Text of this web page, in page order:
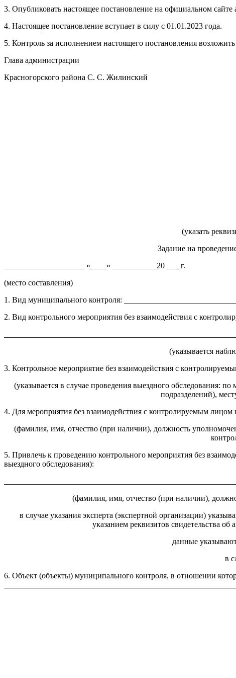
3. Опубликовать настоящее постановление на официальном
4. Настоящее постановление вступает в силу с 01.01.2023 года.
5. Контроль за исполнением настоящего постановления
Глава администрации
Красногорского района С. С. Жилинский
(указать
Задание на
____________________ «____» ___________20 ___ г.
(место составления)
1. Вид муниципального контроля:
2. Вид контрольного мероприятия без взаимодействия с
(указывается
3. Контрольное мероприятие без взаимодействия с
(указывается в случае проведения выездного обследования:
подразделений),
4. Для мероприятия без взаимодействия с контролируемым лицом
(фамилия, имя, отчество (при наличии), должность
5. Привлечь к проведению контрольного мероприятия без
выездного обследования):
(фамилия, имя, отчество (при наличии),
в случае указания эксперта (экспертной организации)
указанием реквизитов свидетельства
данные
в
6. Объект (объекты) муниципального контроля, в отношении